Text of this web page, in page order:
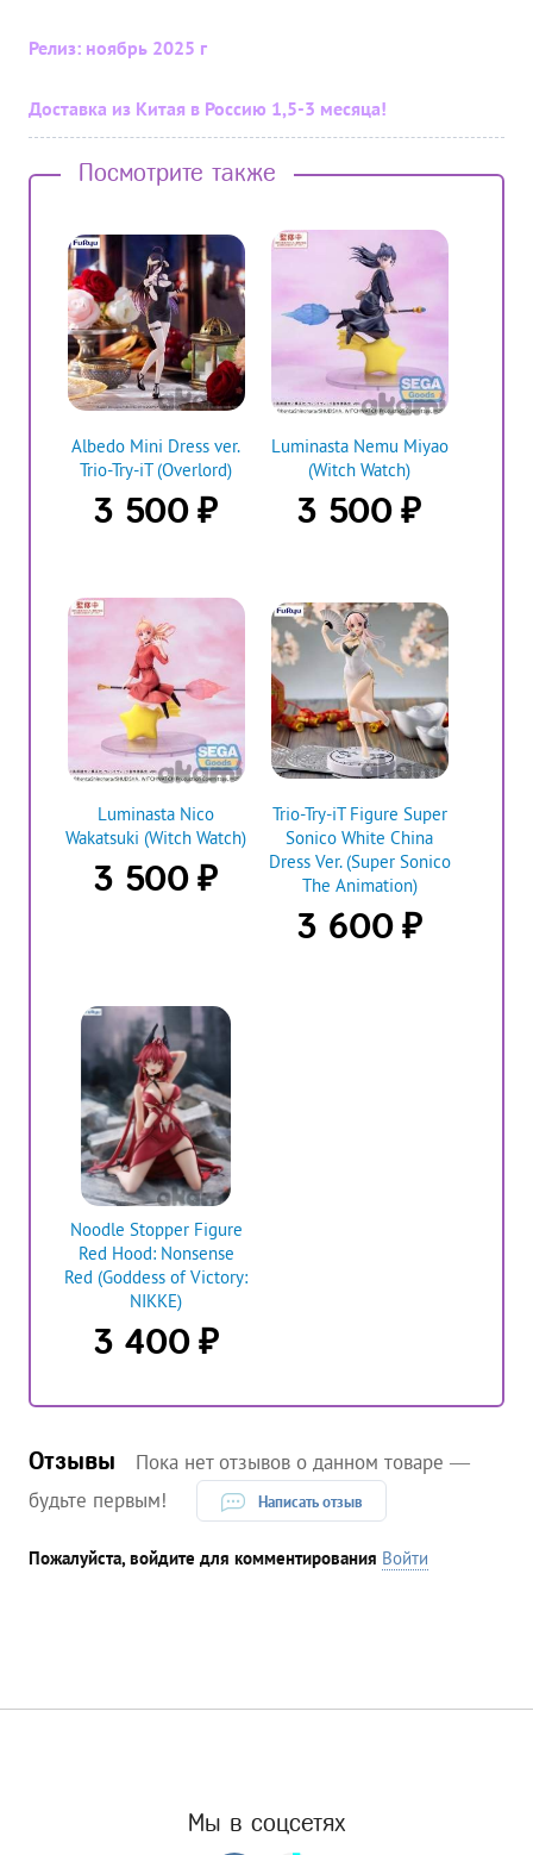
Релиз: ноябрь 2025 г
Доставка из Китая в Россию 1,5-3 месяца!
Посмотрите также
Аlbedo Mini Dress ver.
Trio-Try-iT (Overlord)
3 500 ₽
Luminasta Nemu Miyao
(Witch Watch)
3 500 ₽
Luminasta Nico
Wakatsuki (Witch Watch)
3 500 ₽
Trio-Try-iT Figure Super
Sonico White China
Dress Ver. (Super Sonico
The Animation)
3 600 ₽
Noodle Stopper Figure
Red Hood: Nonsense
Red (Goddess of Victory:
NIKKE)
3 400 ₽
Отзывы
Пока нет отзывов о данном товаре —
будьте первым!
Написать отзыв
Пожалуйста, войдите для комментирования Войти
Мы в соцсетях